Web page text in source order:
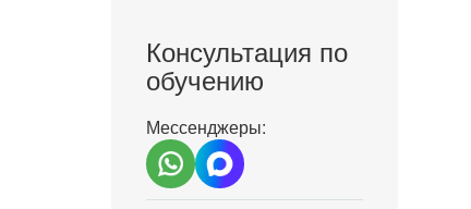
Консультация по
обучению
Мессенджеры: